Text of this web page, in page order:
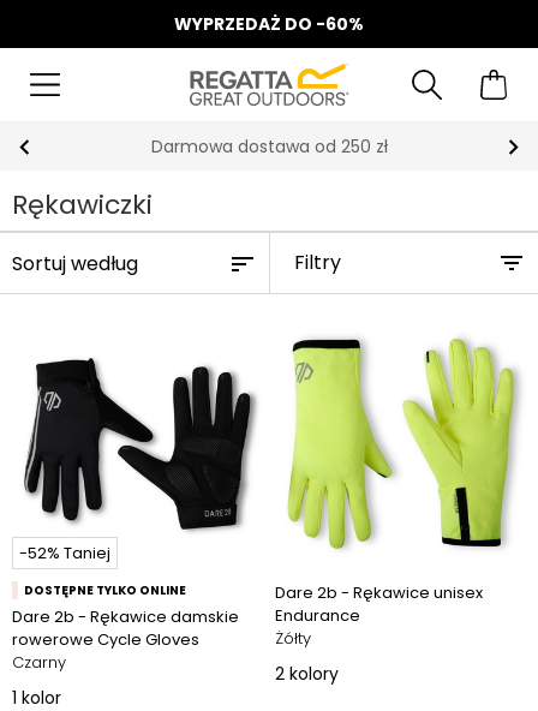
WYPRZEDAŻ DO -60%
Odbierz 15%, za zapis do Newslettera*
Rękawiczki
Filtry
-52% Taniej
DOSTĘPNE TYLKO ONLINE
Dare 2b - Rękawice damskie
rowerowe Cycle Gloves
Czarny
1 kolor
Dare 2b - Rękawice unisex
Endurance
Żółty
2 kolory